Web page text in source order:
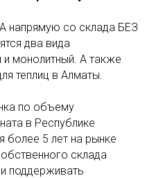
со склада БЕЗ
два вида
монолитный. А также
теплиц в Алматы.
по объему
в Республике
более 5 лет на рынке
склада
поддерживать